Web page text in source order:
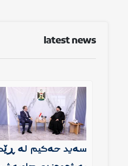
latest news
سەید حەكیم لە